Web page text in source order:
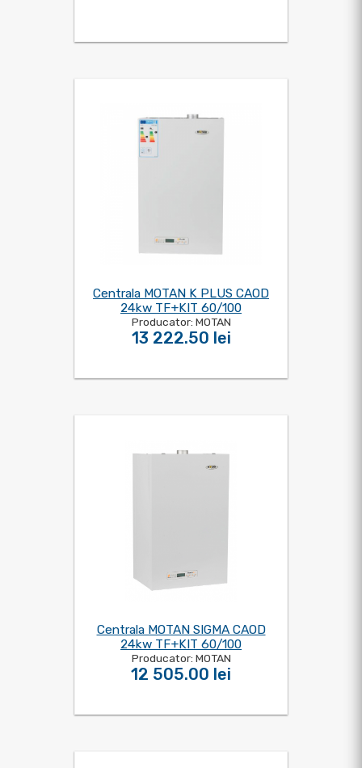
Centrala MOTAN K PLUS CAOD
24kw TF+KIT 60/100
Producator: MOTAN
13 222.50 lei
Centrala MOTAN SIGMA CAOD
24kw TF+KIT 60/100
Producator: MOTAN
12 505.00 lei